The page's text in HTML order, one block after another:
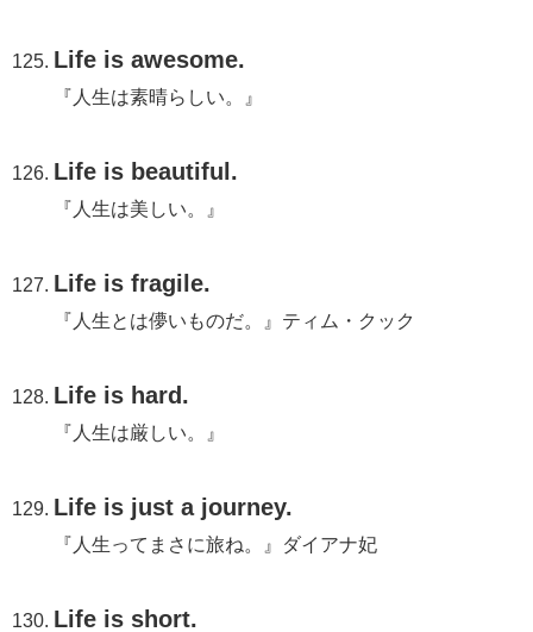
Life is awesome.
『人生は素晴らしい。』
Life is beautiful.
『人生は美しい。』
Life is fragile.
『人生とは儚いものだ。』ティム・クック
Life is hard.
『人生は厳しい。』
Life is just a journey.
『人生ってまさに旅ね。』ダイアナ妃
Life is short.